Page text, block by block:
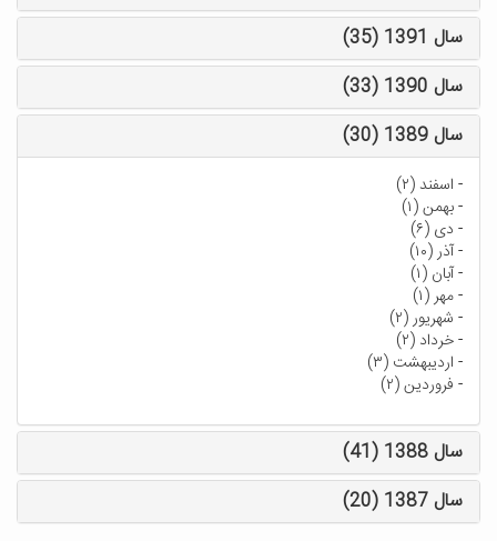
سال 1391 (35)
سال 1390 (33)
سال 1389 (30)
- اسفند (۲)
-بهمن (۱)
- دی (۶)
-آذر (۱۰)
-آبان (۱)
-مهر (۱)
- شهریور (۲)
-خرداد (۲)
- اردیبهشت (۳)
- فروردین (۲)
سال 1388 (41)
سال 1387 (20)